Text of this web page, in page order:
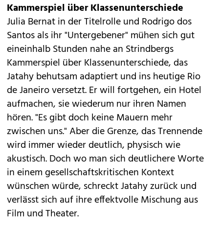
Kammerspiel über Klassenunterschiede
Julia Bernat in der Titelrolle und Rodrigo dos
Santos als ihr "Untergebener" mühen sich gut
eineinhalb Stunden nahe an Strindbergs
Kammerspiel über Klassenunterschiede, das
Jatahy behutsam adaptiert und ins heutige Rio
de Janeiro versetzt. Er will fortgehen, ein Hotel
aufmachen, sie wiederum nur ihren Namen
hören. "Es gibt doch keine Mauern mehr
zwischen uns." Aber die Grenze, das Trennende
wird immer wieder deutlich, physisch wie
akustisch. Doch wo man sich deutlichere Worte
in einem gesellschaftskritischen Kontext
wünschen würde, schreckt Jatahy zurück und
verlässt sich auf ihre effektvolle Mischung aus
Film und Theater.